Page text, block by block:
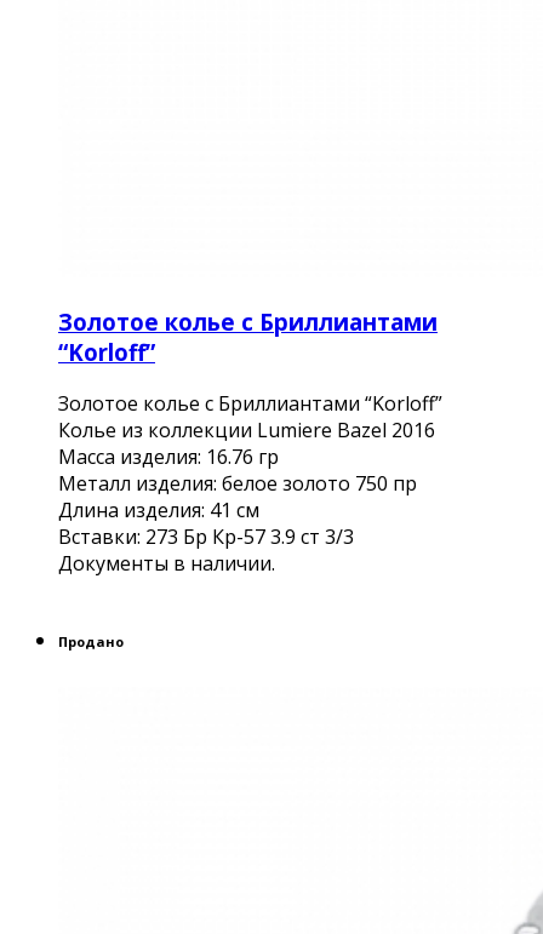
Золотое колье с Бриллиантами
“Korloff”
Золотое колье с Бриллиантами “Korloff”
Колье из коллекции Lumiere Bazel 2016
Масса изделия: 16.76 гр
Металл изделия: белое золото 750 пр
Длина изделия: 41 см
Вставки: 273 Бр Кр-57 3.9 ст 3/3
Документы в наличии.
Продано